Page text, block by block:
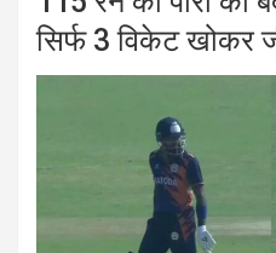
सिर्फ 3 विकेट खोकर